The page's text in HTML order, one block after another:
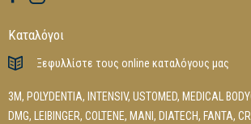
Καταλόγοι
Ξεφυλλίστε τους online καταλόγους μας
3M, POLYDENTIA, INTENSIV, USTOMED, MEDICAL
DMG, LEIBINGER, COLTENE, MANI , DIATECH, FANTA,